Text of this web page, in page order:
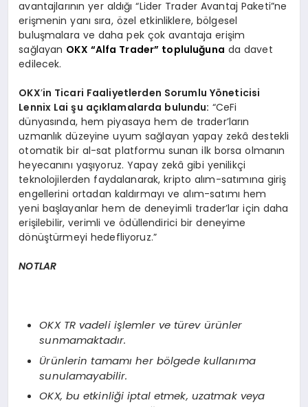
avantajlarının yer aldığı “Lider Trader Avantaj Paketi”ne
erişmenin yanı sıra, özel etkinliklere, bölgesel
buluşmalara ve daha pek çok avantaja erişim
sağlayan OKX “Alfa Trader” topluluğuna da davet
edilecek.
OKX’in Ticari Faaliyetlerden Sorumlu Yöneticisi
Lennix Lai şu açıklamalarda bulundu: “CeFi
dünyasında, hem piyasaya hem de trader’ların
uzmanlık düzeyine uyum sağlayan yapay zekâ destekli
otomatik bir al-sat platformu sunan ilk borsa olmanın
heyecanını yaşıyoruz. Yapay zekâ gibi yenilikçi
teknolojilerden faydalanarak, kripto alım-satımına giriş
engellerini ortadan kaldırmayı ve alım-satımı hem
yeni başlayanlar hem de deneyimli trader’lar için daha
erişilebilir, verimli ve ödüllendirici bir deneyime
dönüştürmeyi hedefliyoruz.”
NOTLAR
OKX TR vadeli işlemler ve türev ürünler
sunmamaktadır.
Ürünlerin tamamı her bölgede kullanıma
sunulamayabilir.
OKX, bu etkinliği iptal etmek, uzatmak veya